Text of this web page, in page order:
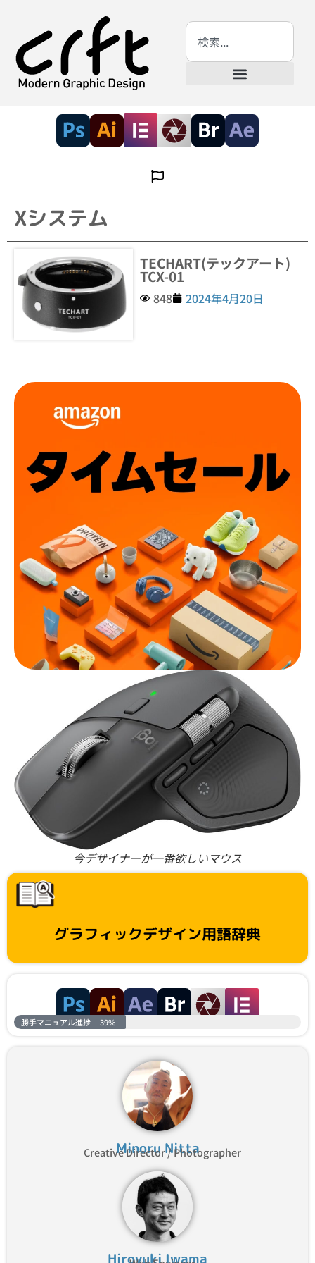
Xシステム
TECHART(テックアート)
TCX-01
848 2024年4月20日
今デザイナーが一番欲しいマウス
グラフィックデザイン用語辞典
勝手マニュアル進捗 39%
Minoru Nitta
Creative Director / Photographer
Hiroyuki Iwama